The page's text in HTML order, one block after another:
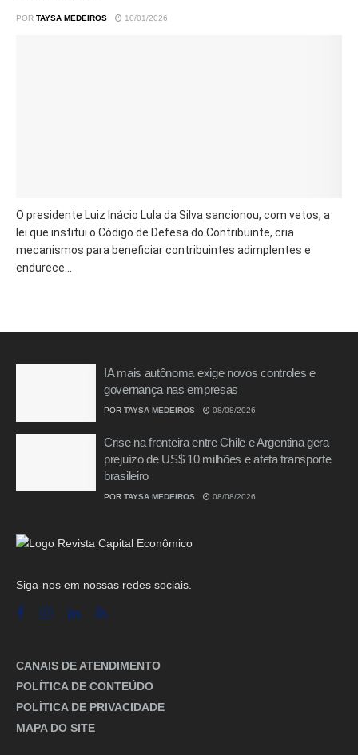
POR TAYSA MEDEIROS 10/01/2026
O presidente Luiz Inácio Lula da Silva sancionou, com vetos, a
lei que institui o Código de Defesa do Contribuinte, cria
mecanismos para beneficiar contribuintes adimplentes e
endurece...
IA mais autônoma exige novos controles e
governança nas empresas
POR TAYSA MEDEIROS 08/08/2026
Crise na fronteira entre Chile e Argentina gera
prejuízo de US$ 10 milhões e afeta transporte
brasileiro
POR TAYSA MEDEIROS 08/08/2026
Siga-nos em nossas redes sociais.
CANAIS DE ATENDIMENTO
POLÍTICA DE CONTEÚDO
POLÍTICA DE PRIVACIDADE
MAPA DO SITE